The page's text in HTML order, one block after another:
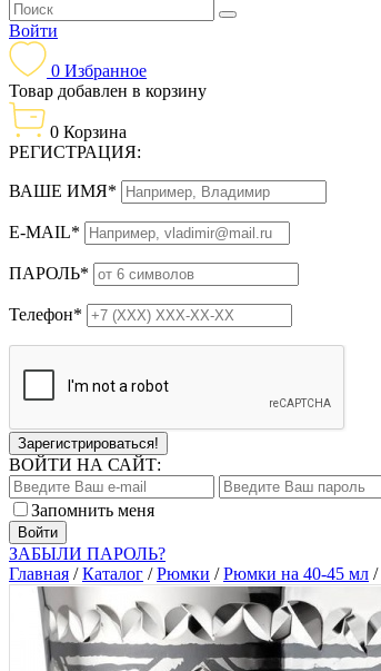
Войти
0 Избранное
Товар добавлен в корзину
0 Корзина
РЕГИСТРАЦИЯ:
ВАШЕ ИМЯ*
E-MAIL*
ПАРОЛЬ*
Телефон*
Зарегистрироваться!
ВОЙТИ НА САЙТ:
Запомнить меня
ЗАБЫЛИ ПАРОЛЬ?
Главная /Каталог /Рюмки /Рюмки на 40-45 мл /